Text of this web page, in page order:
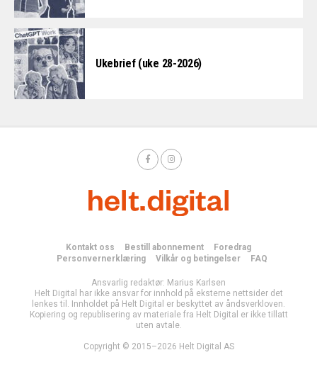
Ukebrief (uke 28-2026)
Kontakt oss Bestill abonnement
Foredrag
Personvernerklæring
Vilkår og betingelser FAQ
Ansvarlig redaktør: Marius Karlsen
Helt Digital har ikke ansvar for innhold på eksterne nettsider det
lenkes til. Innholdet på Helt Digital er beskyttet av åndsverkloven.
Kopiering og republisering av materiale fra Helt Digital er ikke tillatt
uten avtale.
Copyright © 2015–2026 Helt Digital AS